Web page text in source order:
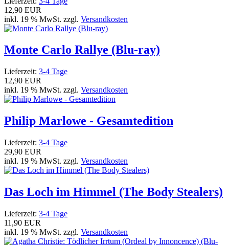
12,90 EUR
inkl. 19 % MwSt. zzgl. Versandkosten
Monte Carlo Rallye (Blu-ray)
Lieferzeit: 3-4 Tage
12,90 EUR
inkl. 19 % MwSt. zzgl. Versandkosten
Philip Marlowe - Gesamtedition
Lieferzeit: 3-4 Tage
29,90 EUR
inkl. 19 % MwSt. zzgl. Versandkosten
Das Loch im Himmel (The Body Stealers)
Lieferzeit: 3-4 Tage
11,90 EUR
inkl. 19 % MwSt. zzgl. Versandkosten